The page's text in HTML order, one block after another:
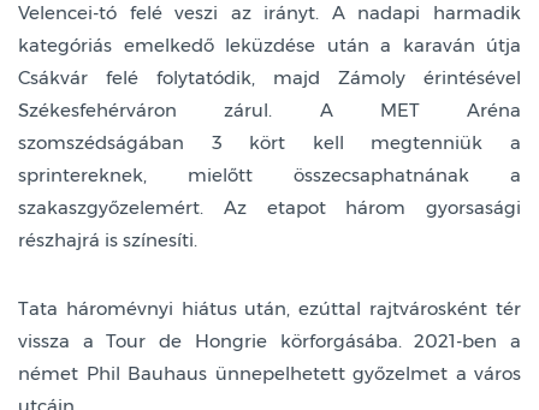
Velencei-tó felé veszi az irányt. A nadapi harmadik
kategóriás emelkedő leküzdése után a karaván útja
Csákvár felé folytatódik, majd Zámoly érintésével
Székesfehérváron zárul. A MET Aréna
szomszédságában 3 kört kell megtenniük a
sprintereknek, mielőtt összecsaphatnának a
szakaszgyőzelemért. Az etapot három gyorsasági
részhajrá is színesíti.
Tata háromévnyi hiátus után, ezúttal rajtvárosként tér
vissza a Tour de Hongrie körforgásába. 2021-ben a
német Phil Bauhaus ünnepelhetett győzelmet a város